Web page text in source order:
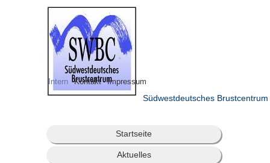
Intern Kontakt Impressum
Südwestdeutsches Brustcentrum
Startseite
Aktuelles